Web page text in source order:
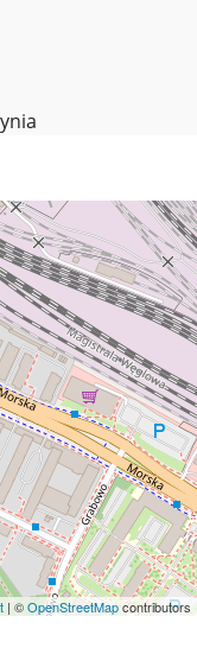
| ©OpenStreetMapcontributors